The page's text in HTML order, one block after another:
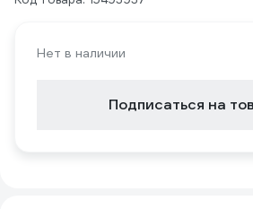
Нет в наличии
Подписаться на